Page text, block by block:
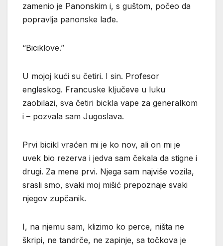
zamenio je Panonskim i, s guštom, počeo da
popravlja panonske lađe.
“Biciklove.”
U mojoj kući su četiri. I sin. Profesor
engleskog. Francuske ključeve u luku
zaobilazi, sva četiri bickla vape za generalkom
i – pozvala sam Jugoslava.
Prvi bicikl vraćen mi je ko nov, ali on mi je
uvek bio rezerva i jedva sam čekala da stigne i
drugi. Za mene prvi. Njega sam najviše vozila,
srasli smo, svaki moj mišić prepoznaje svaki
njegov zupčanik.
I, na njemu sam, klizimo ko perce, ništa ne
škripi, ne tandrče, ne zapinje, sa točkova je